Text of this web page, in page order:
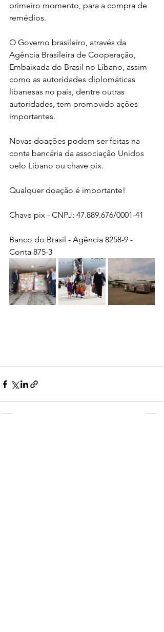
primeiro momento, para a compra de
remédios.
O Governo brasileiro, através da
Agência Brasileira de Cooperação,
Embaixada do Brasil no Líbano, assim
como as autoridades diplomáticas
libanesas no país, dentre outras
autoridades, tem promovido ações
importantes.
Novas doações podem ser feitas na
conta bancária da associação Unidos
pelo Líbano ou chave pix.
Qualquer doação é importante!
Chave pix - CNPJ: 47.889.676/0001-41
Banco do Brasil - Agência 8258-9 -
Conta 875-3